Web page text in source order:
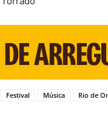
Festival Música Rio de